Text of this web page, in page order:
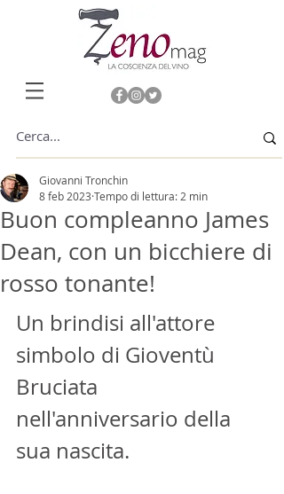
Buon compleanno James
Dean, con un bicchiere di
rosso tonante!
Giovanni Tronchin
8 feb 2023 Tempo di lettura: 2 min
Un brindisi all'attore
simbolo di Gioventù
Bruciata
nell'anniversario della
sua nascita.